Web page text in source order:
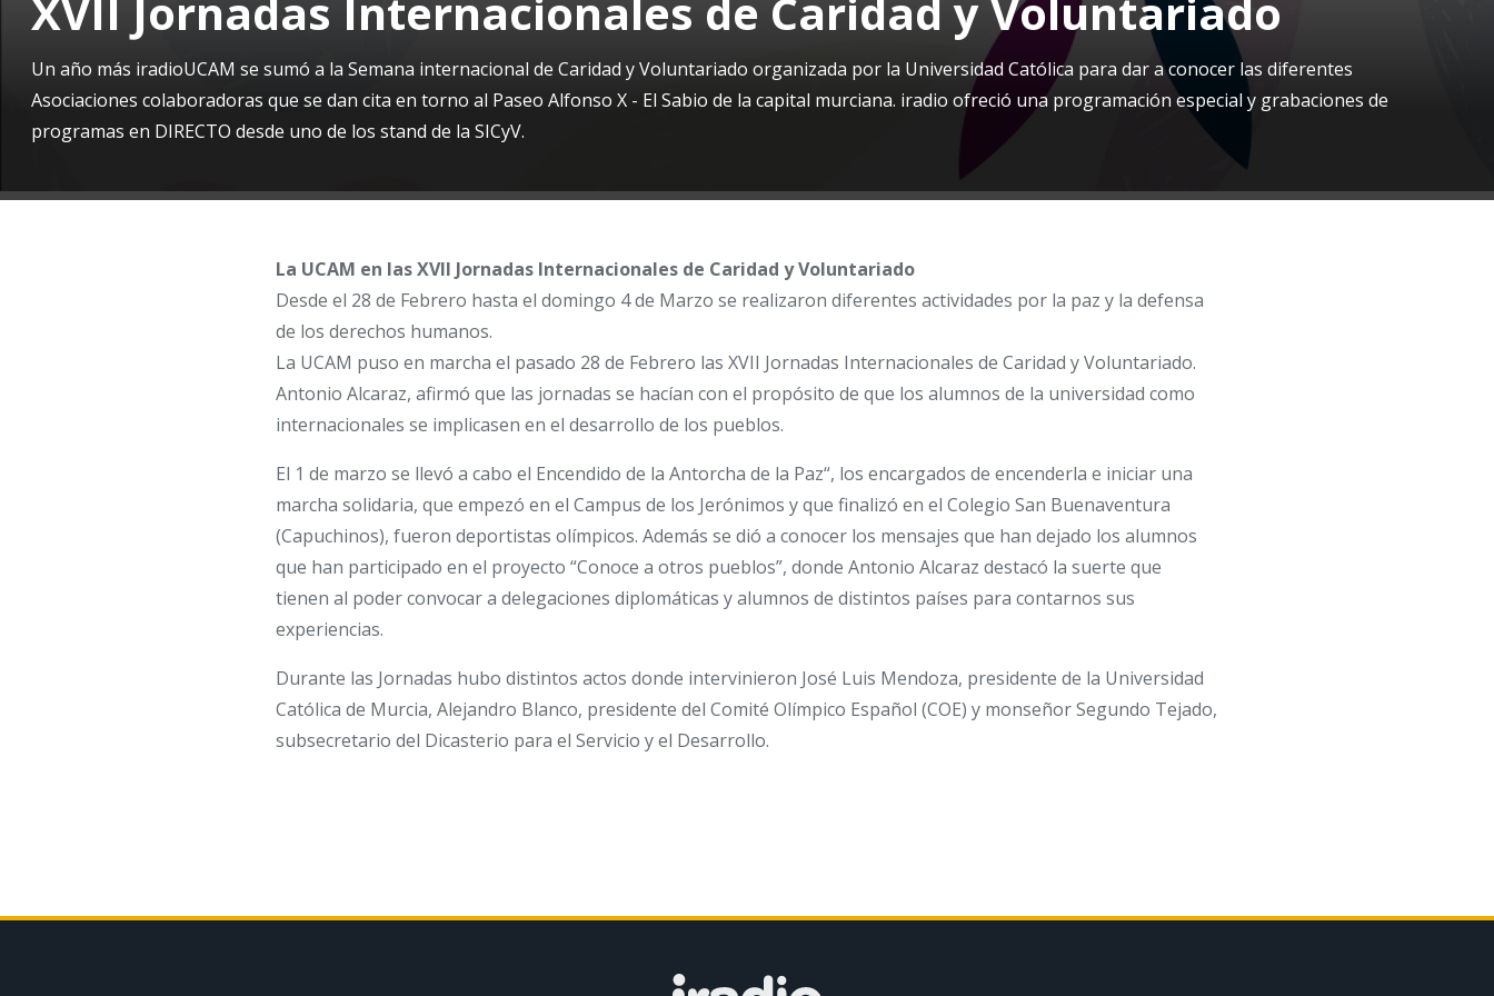
XVII Jornadas Internacionales de Caridad y Voluntariado
Un año más iradioUCAM se sumó a la Semana internacional de Caridad y Voluntariado organizada por la Universidad Católica para dar a conocer las diferentes
Asociaciones colaboradoras que se dan cita en torno al Paseo Alfonso X - El Sabio de la capital murciana. iradio ofreció una programación especial y grabaciones de
programas en DIRECTO desde uno de los stand de la SICyV.
La UCAM en las XVII Jornadas Internacionales de Caridad y Voluntariado
Desde el 28 de Febrero hasta el domingo 4 de Marzo se realizaron diferentes actividades por la paz y la defensa
de los derechos humanos.
La UCAM puso en marcha el pasado 28 de Febrero las XVII Jornadas Internacionales de Caridad y Voluntariado.
Antonio Alcaraz, afirmó que las jornadas se hacían con el propósito de que los alumnos de la universidad como
internacionales se implicasen en el desarrollo de los pueblos.
El 1 de marzo se llevó a cabo el Encendido de la Antorcha de la Paz“, los encargados de encenderla e iniciar una
marcha solidaria, que empezó en el Campus de los Jerónimos y que finalizó en el Colegio San Buenaventura
(Capuchinos), fueron deportistas olímpicos. Además se dió a conocer los mensajes que han dejado los alumnos
que han participado en el proyecto “Conoce a otros pueblos”, donde Antonio Alcaraz destacó la suerte que
tienen al poder convocar a delegaciones diplomáticas y alumnos de distintos países para contarnos sus
experiencias.
Durante las Jornadas hubo distintos actos donde intervinieron José Luis Mendoza, presidente de la Universidad
Católica de Murcia, Alejandro Blanco, presidente del Comité Olímpico Español (COE) y monseñor Segundo Tejado,
subsecretario del Dicasterio para el Servicio y el Desarrollo.